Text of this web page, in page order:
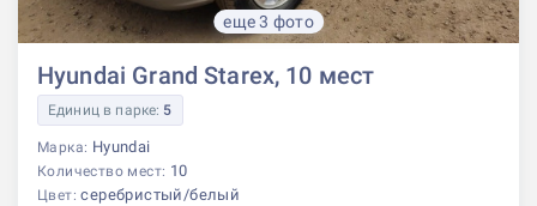
еще 3 фото
Hyundai Grand Starex, 10 мест
Единиц в парке: 5
Марка: Hyundai
Количество мест: 10
Цвет:серебристый/белый